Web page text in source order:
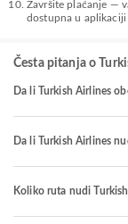
Završite plaćanje —
dostupna u aplikaciji
Česta pitanja o
Da li Turkish Airlines
Da li Turkish Airlines
Koliko ruta nudi